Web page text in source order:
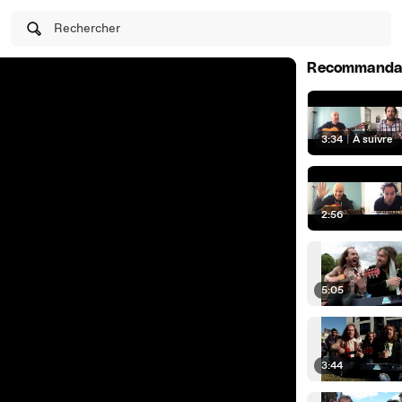
Rechercher
3:34 | À suivre
2:56
5:05
3:44